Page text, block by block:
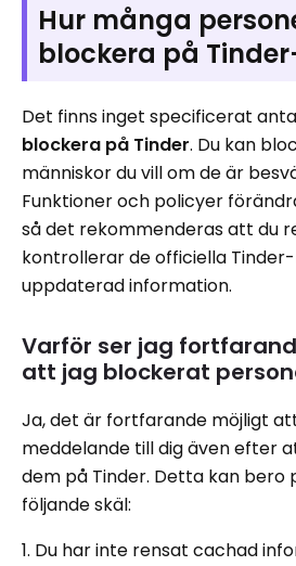
Hur många
blockera på
Det finns inget specificerat
blockera på Tinder. Du kan
människor du vill om de är
Funktioner och policyer
så det rekommenderas att du
kontrollerar de officiella
uppdaterad information.
Varför ser jag
att jag blockerat
Ja, det är fortfarande möjligt
meddelande till dig även efter
dem på Tinder. Detta kan bero
följande skäl:
1. Du har inte rensat cachad